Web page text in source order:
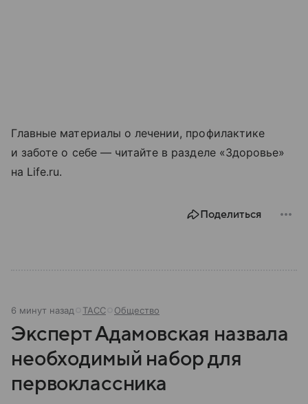
Главные материалы о лечении, профилактике
и заботе о себе — читайте в разделе «Здоровье»
на Life.ru.
Поделиться
6 минут назад ТАСС Общество
Эксперт Адамовская назвала
необходимый набор для
первоклассника